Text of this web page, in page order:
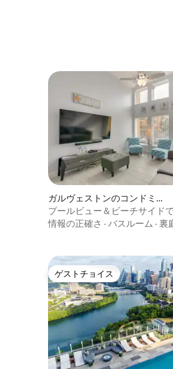
ガルヴェストンのコンドミニ
アム
プールビュー＆ビーチサイド
り：ガルベストンのコンドミニ
情報の正確さ · バスルーム · 裏
ゲストチョイス
ゲストチョイス